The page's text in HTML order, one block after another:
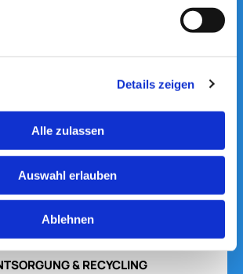
Details zeigen
Alle zulassen
Auswahl erlauben
Ablehnen
mit modernem
für Schüttgüter, Baustellen und
Materialien.
Mehr erfahren
& RECYCLING